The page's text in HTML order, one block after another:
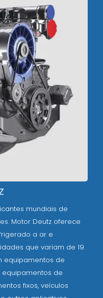
mundiais de
Motor Deutz oferece
a ar e
que variam de 19
equipamentos de
equipamentos de
fixos, veículos